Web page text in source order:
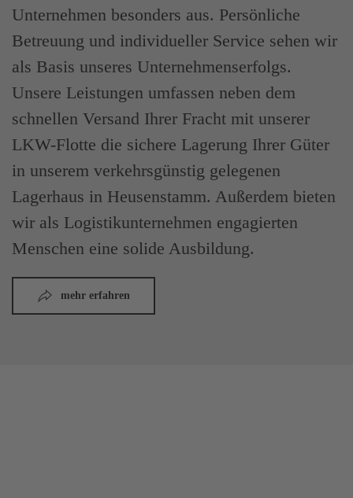
Unternehmen besonders aus. Persönliche
Betreuung und individueller Service sehen wir
als Basis unseres Unternehmenserfolgs.
Unsere Leistungen umfassen neben dem
schnellen Versand Ihrer Fracht mit unserer
LKW-Flotte die sichere Lagerung Ihrer Güter
in unserem verkehrsgünstig gelegenen
Lagerhaus in Heusenstamm. Außerdem bieten
wir als Logistikunternehmen engagierten
Menschen eine solide Ausbildung.
mehr erfahren